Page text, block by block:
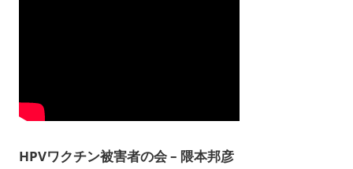
HPVワクチン被害者の会 – 隈本邦彦